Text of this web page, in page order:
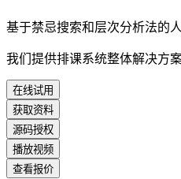
基于禁忌搜索和层次分析法的
我们提供排课系统整体解决方
在线试用
获取资料
源码授权
播放视频
查看报价